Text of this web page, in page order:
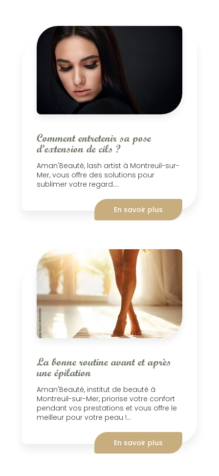
Comment entretenir sa pose
d’extension de cils ?
Aman'Beauté, lash artist à Montreuil-sur-
Mer, vous offre des solutions pour
sublimer votre regard....
En savoir plus
La bonne routine avant et après
une épilation
Aman'Beauté, institut de beauté à
Montreuil-sur-Mer, priorise votre confort
pendant vos prestations et vous offre le
meilleur pour votre peau !...
En savoir plus